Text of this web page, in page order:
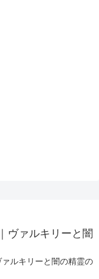
ヴァルキリーと闇
ルキリーと闇の精霊の